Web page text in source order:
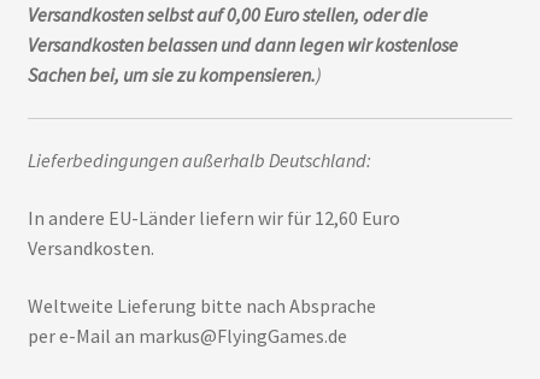
Versandkosten selbst auf0,00 Euro stellen, oder die
Versandkosten belassen und dann legen wir kostenlose
Sachen bei, um sie zu kompensieren.)
Lieferbedingungen außerhalb Deutschland:
In andere EU-Länder liefern wir für 12,60 Euro
Versandkosten.
Weltweite Lieferung bitte nach Absprache
per e-Mail an markus@FlyingGames.de